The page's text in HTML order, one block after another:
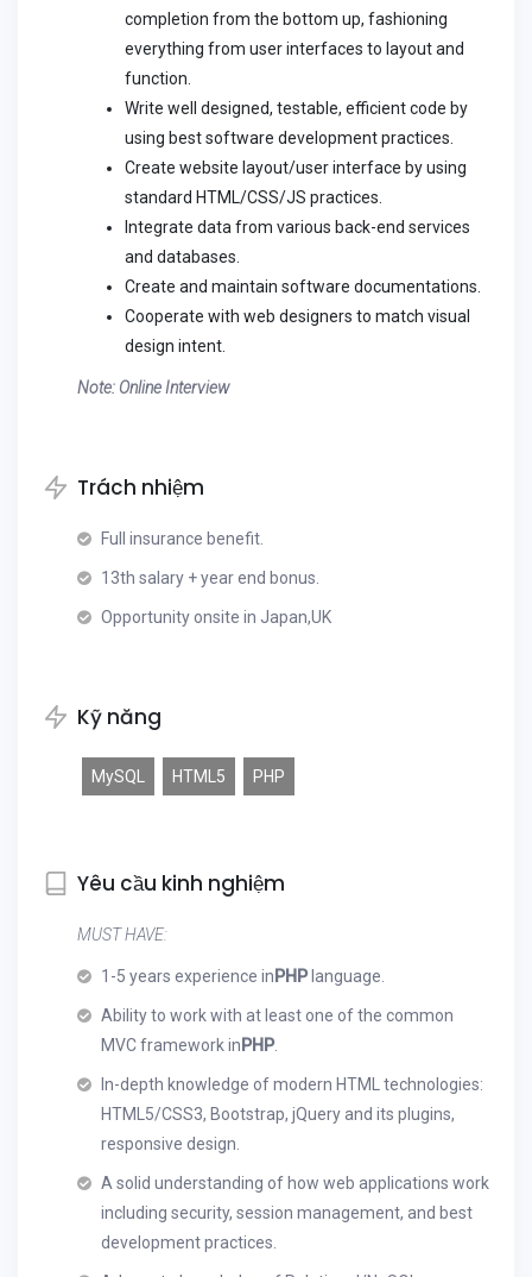
completion from the bottom up, fashioning
everything from user interfaces to layout and
function.
Write well designed, testable, efficient code by
using best software development practices.
Create website layout/user interface by using
standard HTML/CSS/JS practices.
Integrate data from various back-end services
and databases.
Create and maintain software documentations.
Cooperate with web designers to match visual
design intent.
Note: Online Interview
Trách nhiệm
Full insurance benefit.
13th salary + year end bonus.
Opportunity onsite in Japan,UK
Kỹ năng
MySQL HTML5 PHP
Yêu cầu kinh nghiệm
MUST HAVE:
1-5 years experience in PHPlanguage.
Ability to work with at least one of the common
MVC framework in PHP.
In-depth knowledge of modern HTML technologies:
HTML5/CSS3, Bootstrap, jQuery and its plugins,
responsive design.
A solid understanding of how web applications work
including security, session management, and best
development practices.